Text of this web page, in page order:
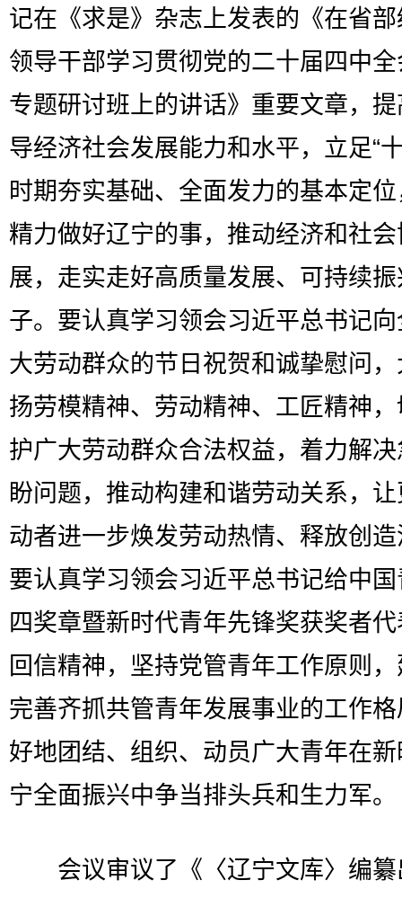
记在《求是》杂志上发表的《在省
领导干部学习贯彻党的二十届四中
专题研讨班上的讲话》重要文章，
导经济社会发展能力和水平，立足“
时期夯实基础、全面发力的基本定
精力做好辽宁的事，推动经济和社
展，走实走好高质量发展、可持续
子。要认真学习领会习近平总书记
大劳动群众的节日祝贺和诚挚慰问
扬劳模精神、劳动精神、工匠精神
护广大劳动群众合法权益，着力解
盼问题，推动构建和谐劳动关系，
动者进一步焕发劳动热情、释放创
要认真学习领会习近平总书记给中
四奖章暨新时代青年先锋奖获奖者
回信精神，坚持党管青年工作原则
完善齐抓共管青年发展事业的工作
好地团结、组织、动员广大青年在
宁全面振兴中争当排头兵和生力军。
会议审议了《〈辽宁文库〉编纂